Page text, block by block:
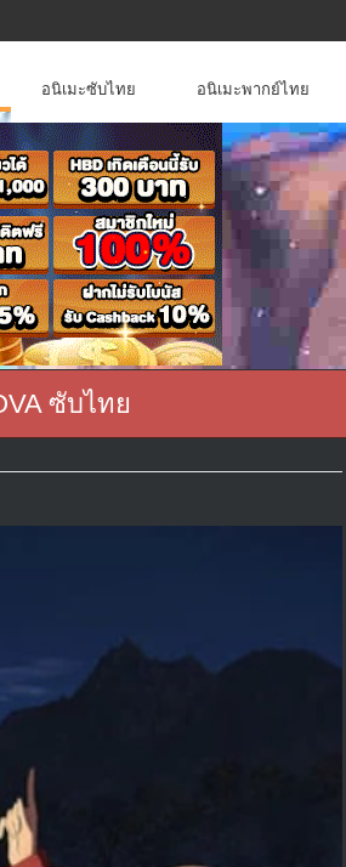
อนิเมะซับไทย อนิเมะพากย์ไทย
ซับไทย